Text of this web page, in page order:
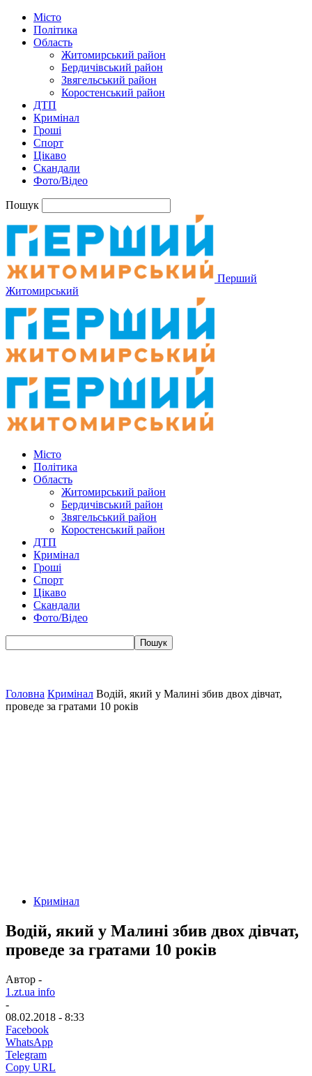
Місто
Політика
Область
Житомирський район
Бердичівський район
Звягельський район
Коростенський район
ДТП
Кримінал
Гроші
Спорт
Цікаво
Скандали
Фото/Відео
Пошук
Перший
Житомирський
Місто
Політика
Область
Житомирський район
Бердичівський район
Звягельський район
Коростенський район
ДТП
Кримінал
Гроші
Спорт
Цікаво
Скандали
Фото/Відео
Головна Кримінал Водій, який у Малині збив двох дівчат,
проведе за гратами 10 років
Кримінал
Водій, який у Малині збив двох дівчат,
проведе за гратами 10 років
Автор -
1.zt.ua info
-
08.02.2018 - 8:33
Facebook
WhatsApp
Telegram
Copy URL